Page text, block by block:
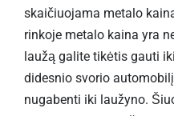
skaičiuojama metalo
rinkoje metalo kaina yra
laužą galite tikėtis gauti
didesnio svorio
nugabenti iki laužyno.